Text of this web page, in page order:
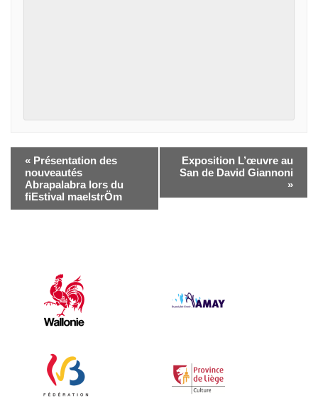
« Présentation des
nouveautés
Abrapalabra lors du
fiEstival maelstrÖm
Exposition L’œuvre au
San de David Giannoni
»